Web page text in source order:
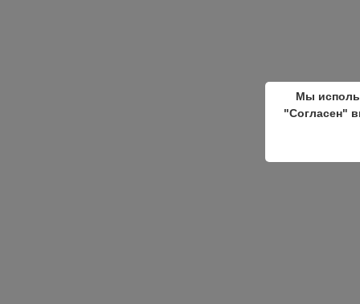
Мы
"Согласен"